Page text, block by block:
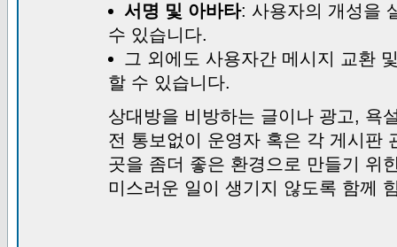
서명 및 아바타: 사용자의 개성을
수 있습니다.
그 외에도 사용자간 메시지 교환
할 수 있습니다.
상대방을 비방하는 글이나 광고, 욕
전 통보없이 운영자 혹은 각 게시판
곳을 좀더 좋은 환경으로 만들기 위
미스러운 일이 생기지 않도록 함께